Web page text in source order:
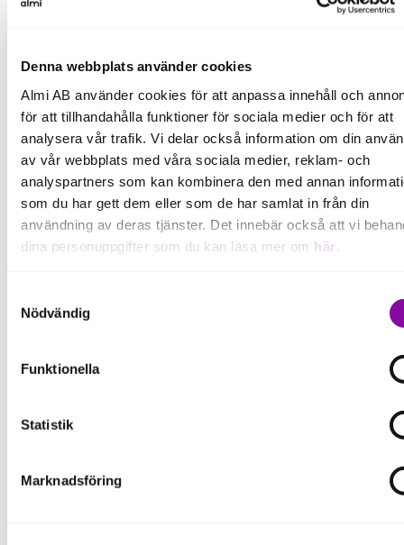
Denna webbplats använder cookies
Almi AB använder cookies för att anpassa innehåll och
för att tillhandahålla funktioner för sociala medier och för att
analysera vår trafik. Vi delar också information om din
av vår webbplats med våra sociala medier, reklam- och
analyspartners som kan kombinera den med annan
som du har gett dem eller som de har samlat in från din
användning av deras tjänster. Det innebär också att vi
dina personuppgifter som du kan läsa mer om här
delning av information enligt ovan, inte att ske, förutom för
som är nödvändiga för att hemsidan ska fungera se mer
Nödvändig
Funktionella
Statistik
Marknadsföring
Smart Utveckling
Hur kan Almi hjälpa dig?
rådgivning